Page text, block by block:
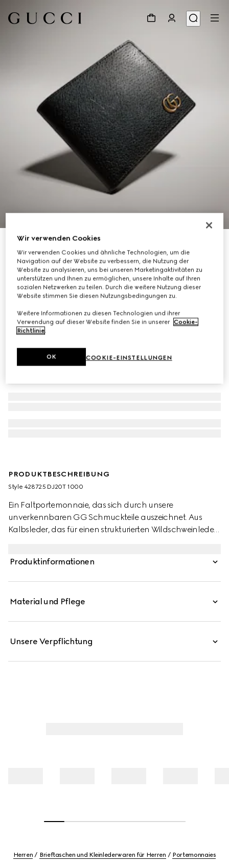
Mit Initialen personalisieren
GG Marmont Portemonnaie
€ 490
PRODUKTBESCHREIBUNG
Style ‎428725 DJ20T 1000
Ein Faltportemonnaie, das sich durch unsere
unverkennbaren GG Schmuckteile auszeichnet. Aus
Kalbsleder, das für einen strukturierten Wildschweinleder-
Produktinformationen
Material und Pflege
Unsere Verpflichtung
Herren Brieftaschen und Kleinlederwaren für Herren Portemonnaies
Wir verwenden Cookies
Wir verwenden Cookies und ähnliche Technologien, um die
Navigation auf der Website zu verbessern, die Nutzung der
Website zu analysieren, uns bei unseren Marketingaktivitäten zu
unterstützen und Ihnen zu ermöglichen, unsere Inhalte auf Ihren
sozialen Netzwerken zu teilen. Durch die weitere Nutzung dieser
Website stimmen Sie diesen Nutzungsbedingungen zu.
Weitere Informationen zu diesen Technologien und ihrer
Verwendung auf dieser Website finden Sie in unserer Cookie-
Richtlinie.
COOKIE-EINSTELLUNGEN
OK